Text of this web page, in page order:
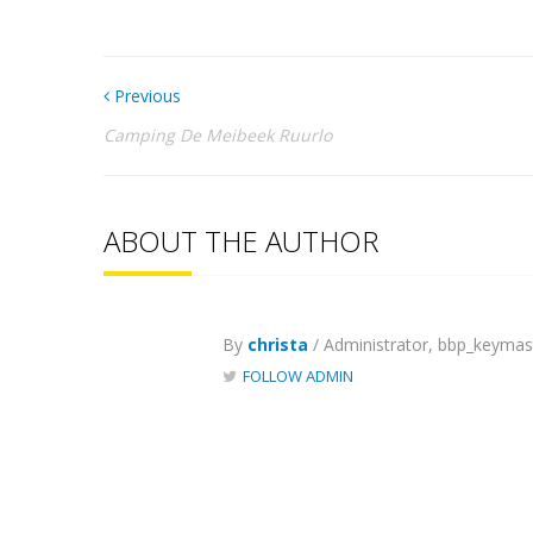
Previous
Camping De Meibeek Ruurlo
ABOUT THE AUTHOR
By christa / Administrator,
FOLLOW ADMIN